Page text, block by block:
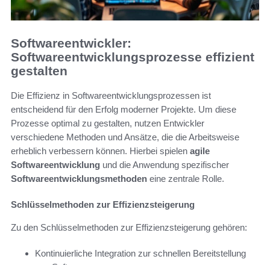
Softwareentwickler:
Softwareentwicklungsprozesse effizient
gestalten
Die Effizienz in Softwareentwicklungsprozessen ist
entscheidend für den Erfolg moderner Projekte. Um diese
Prozesse optimal zu gestalten, nutzen Entwickler
verschiedene Methoden und Ansätze, die die Arbeitsweise
erheblich verbessern können. Hierbei spielen agile
Softwareentwicklung und die Anwendung spezifischer
Softwareentwicklungsmethoden eine zentrale Rolle.
Schlüsselmethoden zur Effizienzsteigerung
Zu den Schlüsselmethoden zur Effizienzsteigerung gehören:
Kontinuierliche Integration zur schnellen Bereitstellung